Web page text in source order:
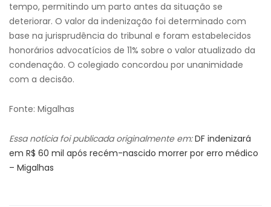
tempo, permitindo um parto antes da situação se
deteriorar. O valor da indenização foi determinado com
base na jurisprudência do tribunal e foram estabelecidos
honorários advocatícios de 11% sobre o valor atualizado da
condenação. O colegiado concordou por unanimidade
com a decisão.
Fonte: Migalhas
Essa notícia foi publicada originalmente em: DF indenizará
em R$ 60 mil após recém-nascido morrer por erro médico
– Migalhas